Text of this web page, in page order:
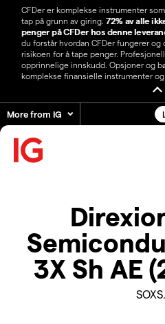
CFDer er komplekse instrumenter
tap på grunn av giring. 72% av alle
penger på CFDer hos denne
du forstår hvordan CFDer fungerer og
risikoen for å tape penger.
opprinnelige innskudd. Opsjoner og
komplekse finansielle instrumenter
More from IG
3X Sh AE